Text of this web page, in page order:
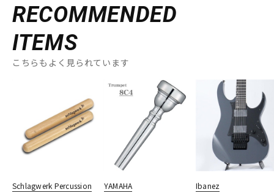
RECOMMENDED
ITEMS
こちらもよく見られています
Schlagwerk Percussion
YAMAHA
Ibanez